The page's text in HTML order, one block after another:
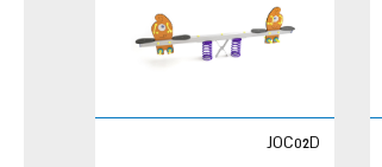
JOC02D